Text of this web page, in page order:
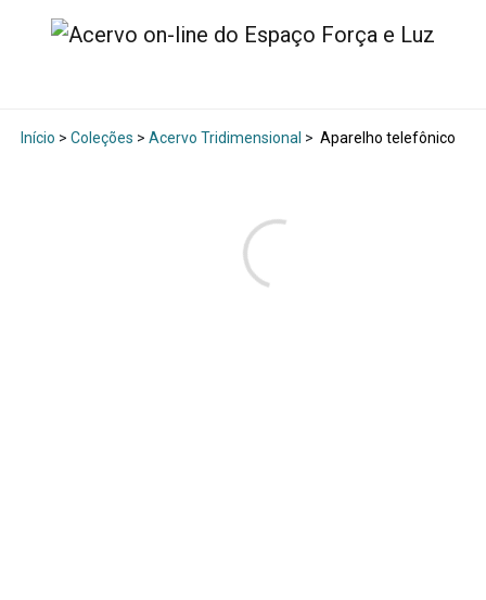
Início > Coleções > Acervo Tridimensional > Aparelho telefônico